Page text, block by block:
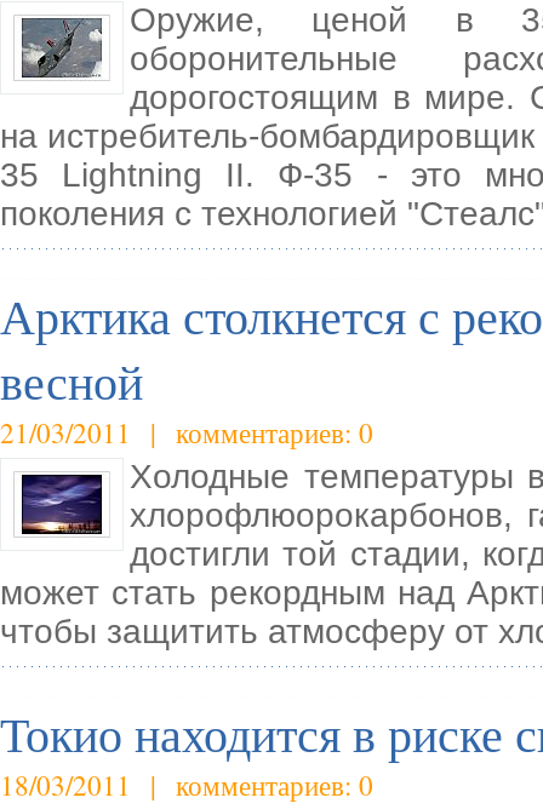
Оружие, ценой в
оборонительные
дорогостоящим в мире.
на истребитель-
35 Lightning II. Ф-35 - это
поколения с технологией
Арктика столкнется с
весной
21/03/2011 | комментариев: 0
Холодные температуры
хлорофлюорокарбонов,
достигли той стадии,
может стать рекордным над
чтобы защитить атмосферу от
Токио находится в риске
18/03/2011 | комментариев: 0